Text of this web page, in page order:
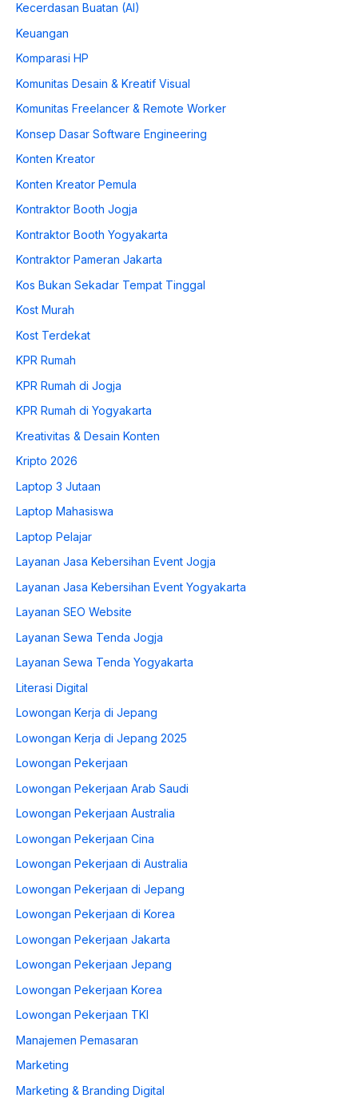
Kecerdasan Buatan (AI)
Keuangan
Komparasi HP
Komunitas Desain & Kreatif Visual
Komunitas Freelancer & Remote Worker
Konsep Dasar Software Engineering
Konten Kreator
Konten Kreator Pemula
Kontraktor Booth Jogja
Kontraktor Booth Yogyakarta
Kontraktor Pameran Jakarta
Kos Bukan Sekadar Tempat Tinggal
Kost Murah
Kost Terdekat
KPR Rumah
KPR Rumah di Jogja
KPR Rumah di Yogyakarta
Kreativitas & Desain Konten
Kripto 2026
Laptop 3 Jutaan
Laptop Mahasiswa
Laptop Pelajar
Layanan Jasa Kebersihan Event Jogja
Layanan Jasa Kebersihan Event Yogyakarta
Layanan SEO Website
Layanan Sewa Tenda Jogja
Layanan Sewa Tenda Yogyakarta
Literasi Digital
Lowongan Kerja di Jepang
Lowongan Kerja di Jepang 2025
Lowongan Pekerjaan
Lowongan Pekerjaan Arab Saudi
Lowongan Pekerjaan Australia
Lowongan Pekerjaan Cina
Lowongan Pekerjaan di Australia
Lowongan Pekerjaan di Jepang
Lowongan Pekerjaan di Korea
Lowongan Pekerjaan Jakarta
Lowongan Pekerjaan Jepang
Lowongan Pekerjaan Korea
Lowongan Pekerjaan TKI
Manajemen Pemasaran
Marketing
Marketing & Branding Digital